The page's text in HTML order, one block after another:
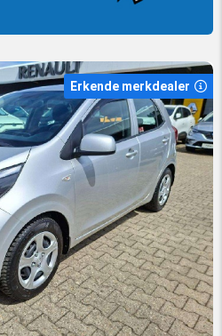
Erkende merkdealer